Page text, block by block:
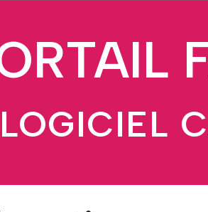
LOGICIEL